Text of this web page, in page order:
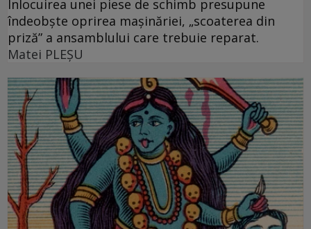
Înlocuirea unei piese de schimb presupune
îndeobște oprirea mașinăriei, „scoaterea din
priză” a ansamblului care trebuie reparat.
Matei PLEŞU